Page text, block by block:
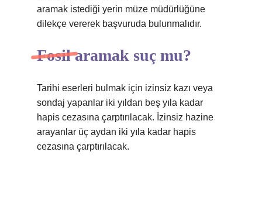
aramak istediği yerin müze müdürlüğüne
dilekçe vererek başvuruda bulunmalıdır.
Fosil aramak suç mu?
Tarihi eserleri bulmak için izinsiz kazı veya
sondaj yapanlar iki yıldan beş yıla kadar
hapis cezasına çarptırılacak. İzinsiz hazine
arayanlar üç aydan iki yıla kadar hapis
cezasına çarptırılacak.